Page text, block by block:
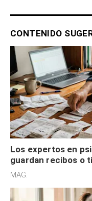
CONTENIDO
Los expertos en
guardan recibos o
son acumuladores,
MAG.